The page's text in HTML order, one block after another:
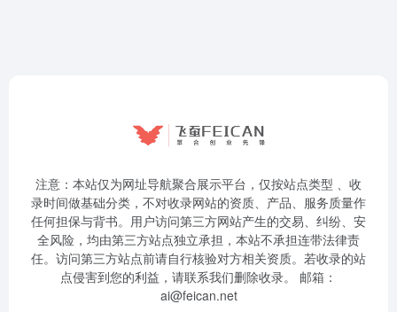
注意：本站仅为网址导航聚合展示平台，仅按站点类型 、收
录时间做基础分类，不对收录网站的资质、产品、服务质量作
任何担保与背书。用户访问第三方网站产生的交易、纠纷、安
全风险，均由第三方站点独立承担，本站不承担连带法律责
任。访问第三方站点前请自行核验对方相关资质。若收录的站
点侵害到您的利益，请联系我们删除收录。 邮箱：
ai@feican.net